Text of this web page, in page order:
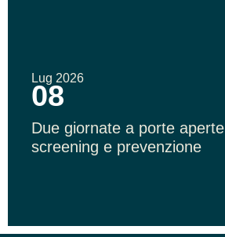
Lug 2026
08
Due giornate a porte
screening e prevenzione